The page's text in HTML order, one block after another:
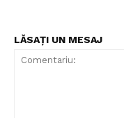
LĂSAȚI UN MESAJ